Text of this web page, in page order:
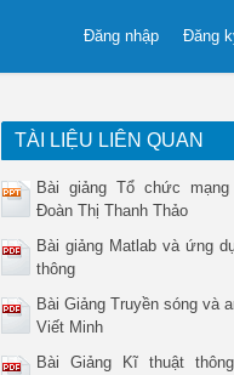
Đăng
Đăng nhập
TÀI LIỆU LIÊN QUAN
Bài giảng Tổ chức
Đoàn Thị Thanh Thảo
Bài giảng Matlab và ứng
thông
Bài Giảng Truyền sóng và
Viết Minh
Bài Giảng Kĩ thuật